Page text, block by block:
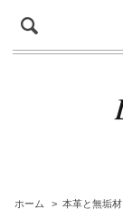
ホーム > 本革と無垢材